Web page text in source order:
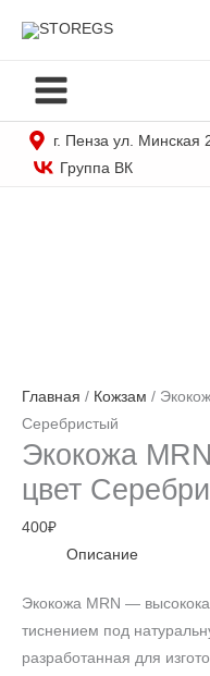
г. Пенза ул. Минская
Группа ВК
Главная / Кожзам /
Серебристый
Экокожа
цвет
400₽
Описание
Экокожа MRN —
тиснением под
разработанная для